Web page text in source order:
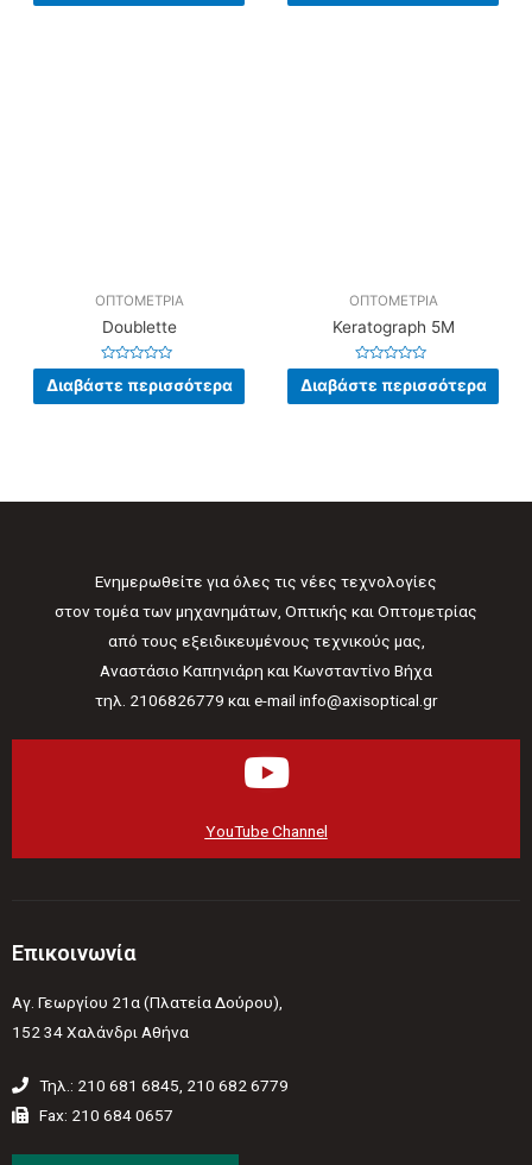
ΟΠΤΟΜΕΤΡΙΑ
Doublette
Βαθμολογήθηκε
με
Διαβάστε περισσότερα
ΟΠΤΟΜΕΤΡΙΑ
Keratograph 5M
Βαθμολογήθηκε
με
Διαβάστε περισσότερα
Ενημερωθείτε για όλες τις νέες τεχνολογίες
στον τομέα των μηχανημάτων, Οπτικής και Οπτομετρίας
από τους εξειδικευμένους τεχνικούς μας,
Αναστάσιο Καπηνιάρη και Κωνσταντίνο Βήχα
τηλ. 2106826779 και e-mail info@axisoptical.gr
YouTube Channel
Επικοινωνία
Αγ. Γεωργίου 21α (Πλατεία Δούρου),
152 34 Χαλάνδρι Αθήνα
Τηλ.: 210 681 6845, 210 682 6779
Fax: 210 684 0657